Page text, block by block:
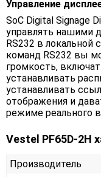
Управление
SoC Digital Signage
управлять нашими
RS232 в
команд RS232 вы
громкость,
устанавливать
устанавливать
отображения и
режиме реального
Vestel PF65D-2H
Производитель